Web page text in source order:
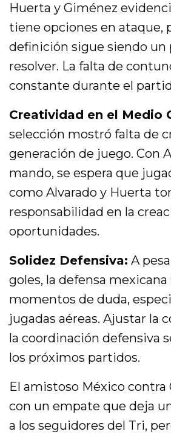
Huerta y Giménez
tiene opciones en ataque,
definición sigue siendo un
resolver. La falta de
constante durante el
Creatividad en el Medio
selección mostró falta de
generación de juego. Con
mando, se espera que
como Alvarado y Huerta
responsabilidad en la
oportunidades.
Solidez Defensiva: A
goles, la defensa
momentos de duda,
jugadas aéreas. Ajustar la
la coordinación defensiva
los próximos partidos.
El amistoso México contra
con un empate que deja
a los seguidores del Tri,